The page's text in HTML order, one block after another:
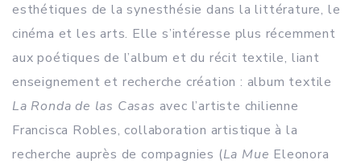
esthétiques de la synesthésie dans la littérature, le
cinéma et les arts. Elle s’intéresse plus récemment
aux poétiques de l’album et du récit textile, liant
enseignement et recherche création : album textile
La Ronda de las Casas avec l’artiste chilienne
Francisca Robles, collaboration artistique à la
recherche auprès de compagnies (La Mue Eleonora